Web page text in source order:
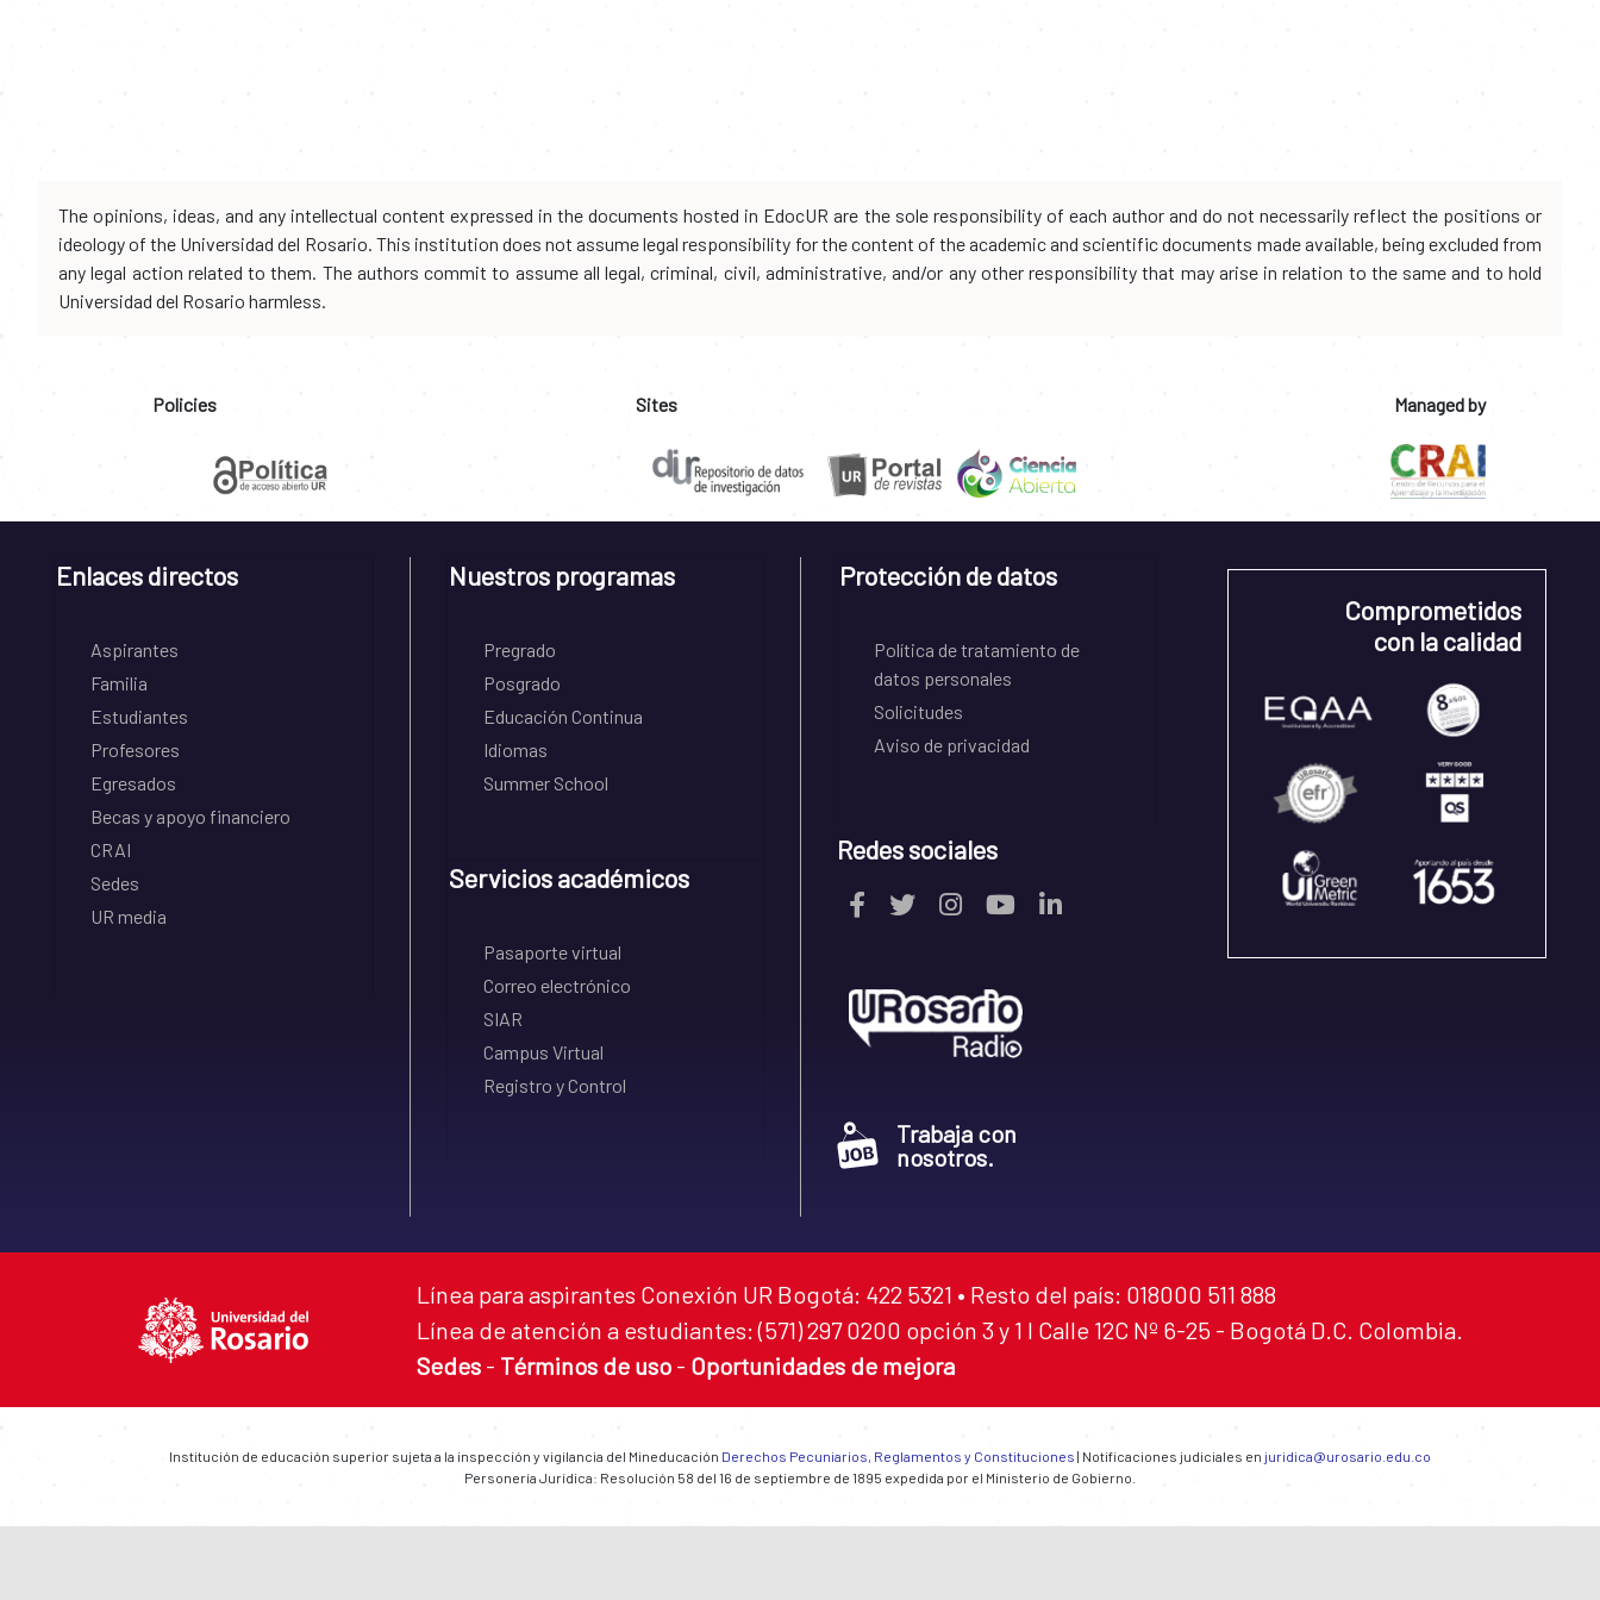
The opinions, ideas, and any intellectual content expressed in the documents hosted in EdocUR are the sole responsibility of each author and do not necessarily reflect the positions or
ideology of the Universidad del Rosario. This institution does not assume legal responsibility for the content of the academic and scientific documents made available, being excluded from
any legal action related to them. The authors commit to assume all legal, criminal, civil, administrative, and/or any other responsibility that may arise in relation to the same and to hold
Universidad del Rosario harmless.
Policies Sites Managed by
Enlaces directos
Aspirantes
Familia
Estudiantes
Profesores
Egresados
Becas y apoyo financiero
CRAI
Sedes
UR media
Nuestros programas
Pregrado
Posgrado
Educación Continua
Idiomas
Summer School
Servicios académicos
Pasaporte virtual
Correo electrónico
SIAR
Campus Virtual
Registro y Control
Protección de datos
Política de tratamiento de
datos personales
Solicitudes
Aviso de privacidad
Redes sociales
Trabaja con
nosotros.
Comprometidos
con la calidad
Línea para aspirantes Conexión UR Bogotá: 422 5321 • Resto del país: 018000 511 888
Línea de atención a estudiantes: (571) 297 0200 opción 3 y 1 I Calle 12C Nº 6-25 - Bogotá D.C. Colombia.
Sedes - Términos de uso - Oportunidades de mejora
Institución de educación superior sujeta a la inspección y vigilancia del Mineducación Derechos Pecuniarios, Reglamentos y Constituciones | Notificaciones judiciales en juridica@urosario.edu.co
Personería Jurídica: Resolución 58 del 16 de septiembre de 1895 expedida por el Ministerio de Gobierno.